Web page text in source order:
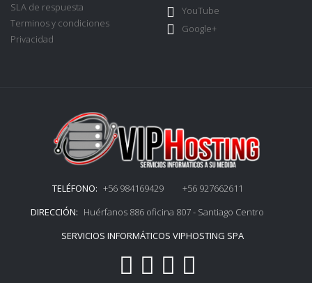
SLA de respuesta
Terminos y condiciones
Privacidad
YouTube
Google+
TELÉFONO: +56 984169429 +56 927662611
DIRECCIÓN: Huérfanos 886 oficina 807 - Santiago Centro
SERVICIOS INFORMÁTICOS VIPHOSTING SPA